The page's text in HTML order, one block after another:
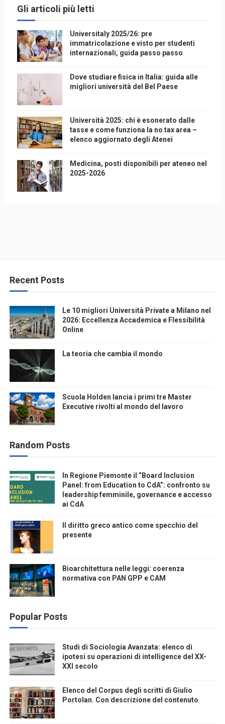
Gli articoli più letti
Universitaly 2025/26: pre
immatricolazione e visto per studenti
internazionali, guida passo passo
Dove studiare fisica in Italia: guida alle
migliori università del Bel Paese
Università 2025: chi è esonerato dalle
tasse e come funziona la no tax area –
elenco aggiornato degli Atenei
Medicina, posti disponibili per ateneo nel
2025-2026
Recent Posts
Le 10 migliori Università Private a Milano nel
2026: Eccellenza Accademica e Flessibilità
Online
La teoria che cambia il mondo
Scuola Holden lancia i primi tre Master
Executive rivolti al mondo del lavoro
Random Posts
In Regione Piemonte il “Board Inclusion
Panel: from Education to CdA”: confronto su
leadership femminile, governance e accesso
ai CdA
Il diritto greco antico come specchio del
presente
Bioarchitettura nelle leggi: coerenza
normativa con PAN GPP e CAM
Popular Posts
Studi di Sociologia Avanzata: elenco di
ipotesi su operazioni di intelligence del XX-
XXI secolo
Elenco del Corpus degli scritti di Giulio
Portolan. Con descrizione del contenuto